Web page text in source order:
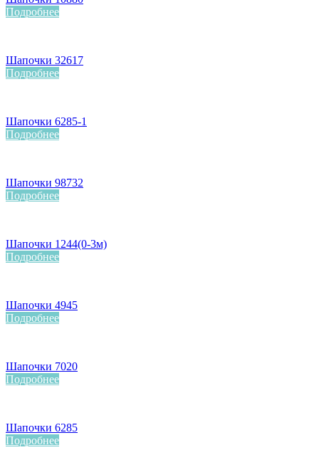
Подробнее
Шапочки 32617
Подробнее
Шапочки 6285-1
Подробнее
Шапочки 98732
Подробнее
Шапочки 1244(0-3м)
Подробнее
Шапочки 4945
Подробнее
Шапочки 7020
Подробнее
Шапочки 6285
Подробнее